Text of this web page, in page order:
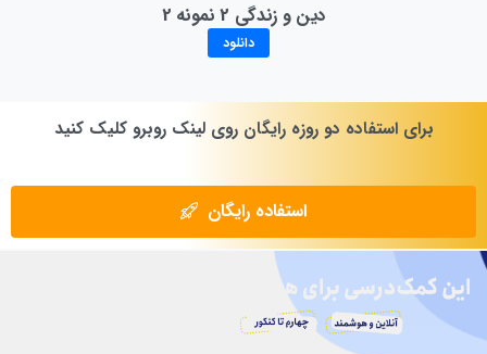
دین و زندگی 2 نمونه 2
دانلود
برای استفاده دو روزه رایگان روی لینک روبرو کلیک کنید
استفاده رایگان